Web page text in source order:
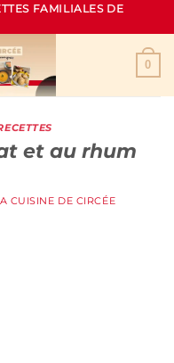
FAMILIALES DE
0
et au rhum
CUISINE DE CIRCÉE